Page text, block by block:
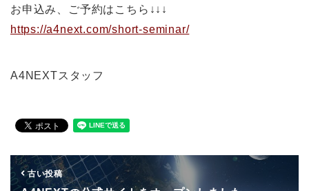
お申込み、ご予約はこちら↓↓↓
https://a4next.com/short-seminar/
A4NEXTスタッフ
古い投稿